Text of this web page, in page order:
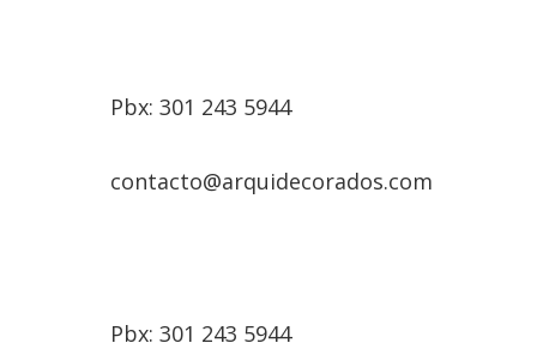
Pbx: 301 243 5944
contacto@arquidecorados.com
Pbx: 301 243 5944